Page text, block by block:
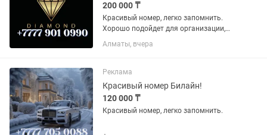
200 000 ₸
Красивый номер, легко запомнить.
Хорошо подойдет для организации,
фирмы, на подарок или для себя.
Алматы, вчера
Реклама
Красивый номер Билайн!
120 000 ₸
Красивый номер, легко запомнить.